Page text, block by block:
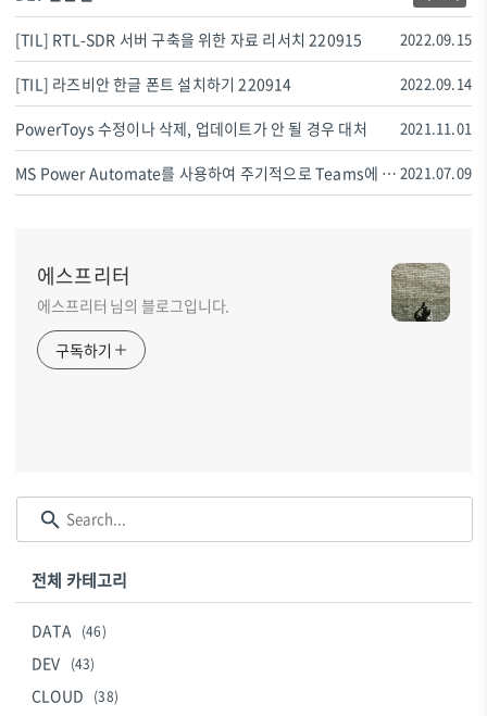
[TIL] RTL-SDR 서버 구축을 위한 자료 리서치 220915 2022.09.15
[TIL] 라즈비안 한글 폰트 설치하기 220914 2022.09.14
PowerToys 수정이나 삭제, 업데이트가 안 될 경우 대처 2021.11.01
MS Power Automate를 사용하여 주기적으로 Teams에 메시지 띄우기 2021.07.09
에스프리터
에스프리터 님의 블로그입니다.
구독하기
전체 카테고리
DATA (46)
DEV (43)
CLOUD (38)